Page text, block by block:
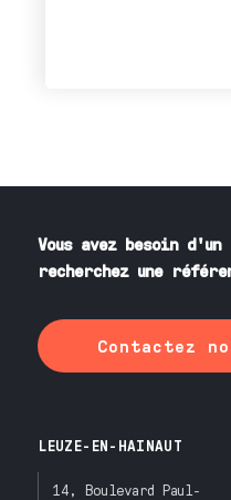
Vous avez besoin
recherchez une
Contactez
LEUZE-EN-HAINAUT
14, Boulevard Paul-